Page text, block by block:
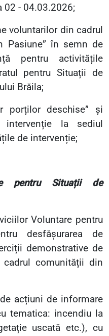
02 - 04.03.2026;
voluntarilor din cadrul
Pasiune” în semn de
pentru activitățile
pentru Situații de
Brăila;
porților deschise” și
intervenție la sediul
de intervenție;
pentru Situații de
Voluntare pentru
desfășurarea de
demonstrative de
comunității din
acțiuni de informare
tematica: incendiu la
uscată etc.), cu